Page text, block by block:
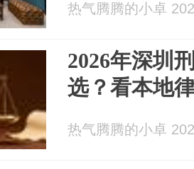
热气腾腾的小卓
2026年深圳
选？看本地
热气腾腾的小卓